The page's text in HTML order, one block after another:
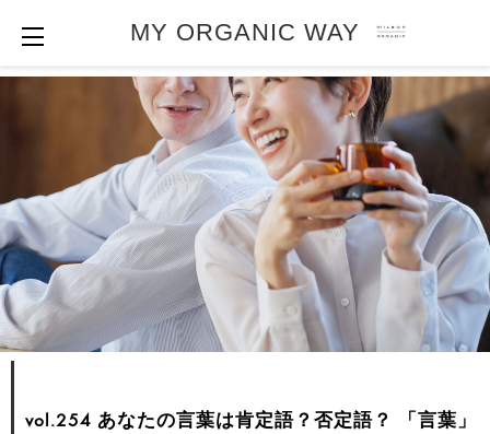
MY ORGANIC WAY
vol.254 あなたの言葉は肯定語？否定語？
「言葉」